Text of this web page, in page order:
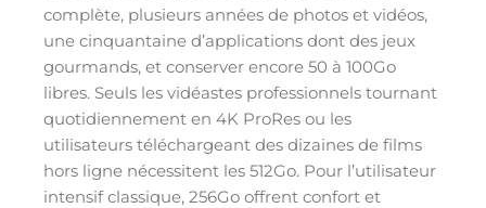
complète, plusieurs années de photos et vidéos,
une cinquantaine d’applications dont des jeux
gourmands, et conserver encore 50 à 100Go
libres. Seuls les vidéastes professionnels tournant
quotidiennement en 4K ProRes ou les
utilisateurs téléchargeant des dizaines de films
hors ligne nécessitent les 512Go. Pour l’utilisateur
intensif classique, 256Go offrent confort et